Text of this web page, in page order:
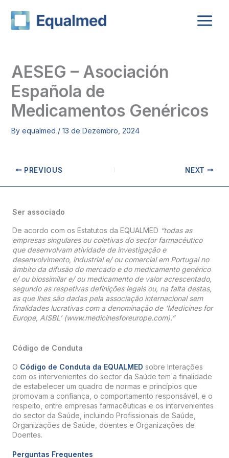
content
AESEG – Asociación
Española de
Medicamentos Genéricos
By equalmed / 13 de Dezembro, 2024
PREVIOUS NEXT
Ser associado
De acordo com os Estatutos da EQUALMED “todas as
empresas singulares ou coletivas do sector farmacêutico
que desenvolvam atividade de investigação e
desenvolvimento, industrial e/ ou comercial em Portugal no
âmbito da difusão do mercado e do medicamento genérico
e/ ou biossimilar e/ ou medicamento de valor acrescentado,
segundo as respetivas definições legais ou, na falta destas,
as que lhes são dadas pela associação internacional sem
finalidades lucrativas com a denominação de ‘Medicines for
Europe, AISBL’ (www.medicinesforeurope.com).”
Código de Conduta
O Código de Conduta da EQUALMED sobre Interações
com os intervenientes do sector da Saúde tem a finalidade
de estabelecer um quadro de normas e princípios que
promovam a confiança, o comportamento responsável, e o
respeito, entre empresas farmacêuticas e os intervenientes
do sector da Saúde, incluindo Profissionais de Saúde,
Organizações de Saúde, doentes e Organizações de
Doentes.
Perguntas Frequentes